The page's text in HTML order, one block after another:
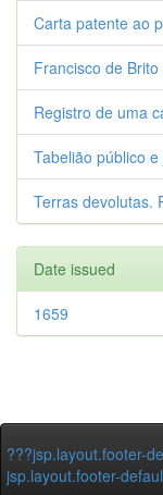
Carta patente ao
Francisco de
Registro de uma
Tabelião público
Terras devolutas.
Date issued
1659
???jsp.layout.footer-
jsp.layout.footer-